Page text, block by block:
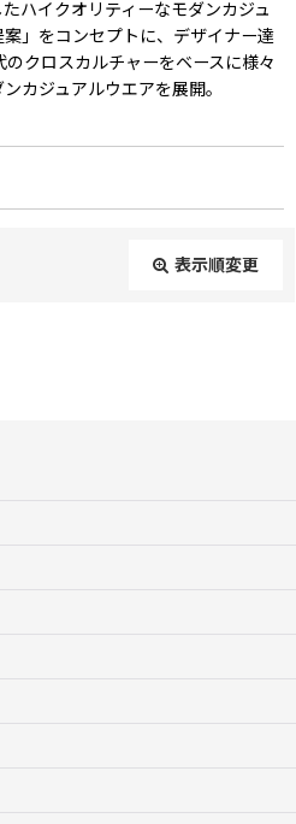
ハイクオリティーなモダンカジュ
」をコンセプトに、デザイナー達
クロスカルチャーをベースに様々
カジュアルウエアを展開。
表示順変更